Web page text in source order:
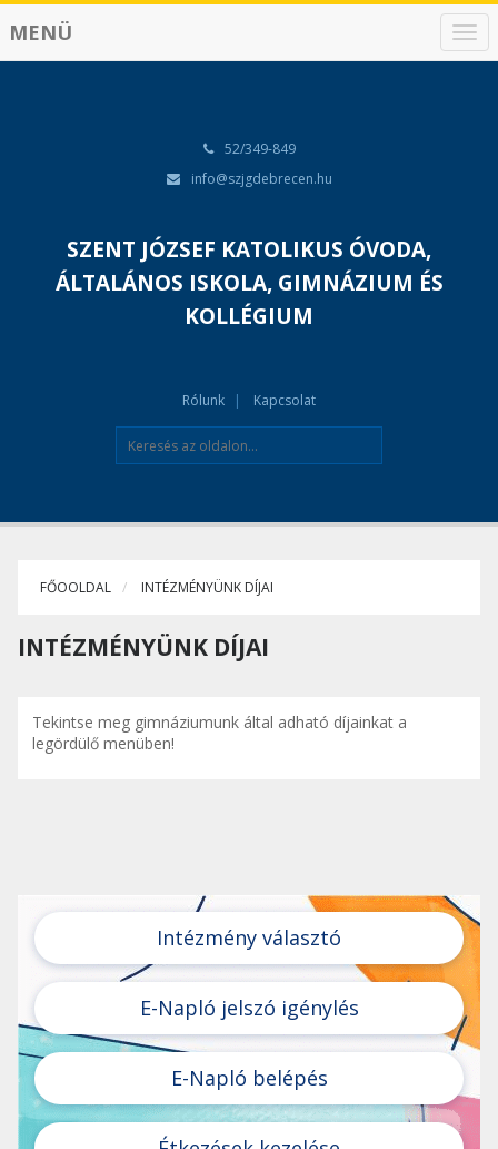
N
a
MENÜ
52/349-849
info@szjgdebrecen.hu
SZENT JÓZSEF KATOLIKUS ÓVODA,
ÁLTALÁNOS ISKOLA, GIMNÁZIUM ÉS
KOLLÉGIUM
Rólunk Kapcsolat
FŐOOLDAL INTÉZMÉNYÜNK DÍJAI
INTÉZMÉNYÜNK DÍJAI
Tekintse meg gimnáziumunk által adható díjainkat a
legördülő menüben!
Intézmény választó
E-Napló jelszó igénylés
E-Napló belépés